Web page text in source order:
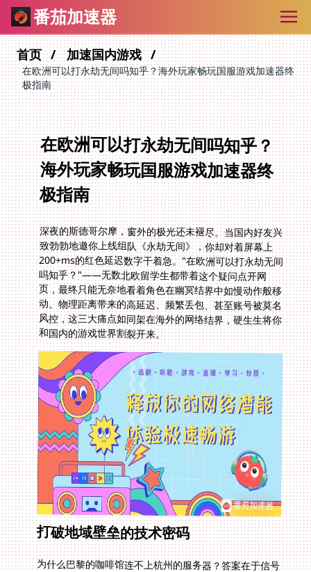
番茄加速器
首页 加速国内游戏
在欧洲可以打永劫无间吗知乎？海外玩家畅玩国服游戏加速器终
极指南
在欧洲可以打永劫无间吗知乎？
海外玩家畅玩国服游戏加速器终
极指南
深夜的斯德哥尔摩，窗外的极光还未褪尽。当国内好友兴
致勃勃地邀你上线组队《永劫无间》，你却对着屏幕上
200+ms的红色延迟数字干着急。"在欧洲可以打永劫无间
吗知乎？"——无数北欧留学生都带着这个疑问点开网
页，最终只能无奈地看着角色在幽冥结界中如慢动作般移
动。物理距离带来的高延迟、频繁丢包、甚至账号被莫名
风控，这三大痛点如同架在海外的网络结界，硬生生将你
和国内的游戏世界割裂开来。
打破地域壁垒的技术密码
为什么巴黎的咖啡馆连不上杭州的服务器？答案在于信号
绕行的物理宿命。当你在美国登录《地鼠传奇》国服，你
的操作指令要先漂洋过海抵达国内机房，再反向传回北
美。这如同在太平洋两端架设的巨幅弹力网，任你千兆宽
带也难逃卡顿宿命。更别提当你突发奇想尝试"在美国怎
么玩地鼠传奇"这类冷门操作时，网络服务商根本不会为